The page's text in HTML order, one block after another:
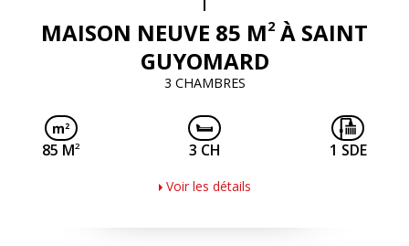
MAISON NEUVE 85 M2 À SAINT
GUYOMARD
3 CHAMBRES
85 M2 3 CH 1 SDE
Voir les détails